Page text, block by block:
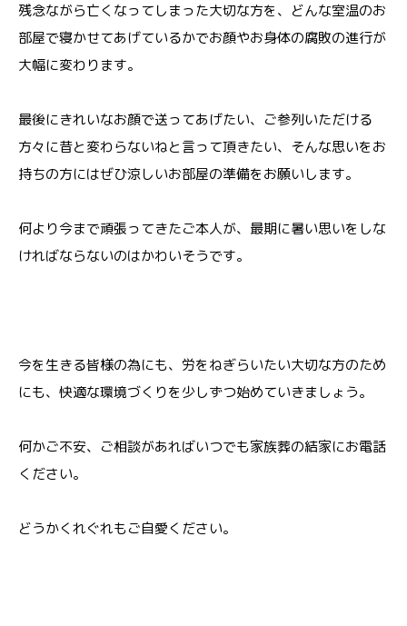
残念ながら亡くなってしまった大切な方を、どんな室温のお
部屋で寝かせてあげているかでお顔やお身体の腐敗の進行が
大幅に変わります。
最後にきれいなお顔で送ってあげたい、ご参列いただける
方々に昔と変わらないねと言って頂きたい、そんな思いをお
持ちの方にはぜひ涼しいお部屋の準備をお願いします。
何より今まで頑張ってきたご本人が、最期に暑い思いをしな
ければならないのはかわいそうです。
今を生きる皆様の為にも、労をねぎらいたい大切な方のため
にも、快適な環境づくりを少しずつ始めていきましょう。
何かご不安、ご相談があればいつでも家族葬の結家にお電話
ください。
どうかくれぐれもご自愛ください。